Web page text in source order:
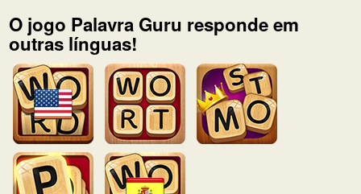
O jogo Palavra Guru responde em
outras línguas!